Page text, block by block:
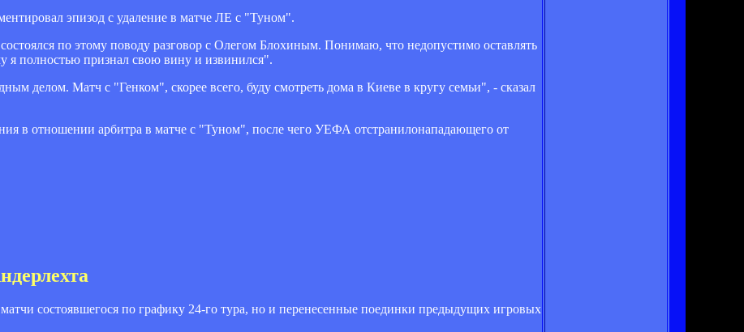
эпизод с удаление в матче ЛЕ с "Туном".
по этому поводу разговор с Олегом Блохиным. Понимаю, что недопустимо оставлять
я полностью признал свою вину и извинился".
делом. Матч с "Генком", скорее всего, буду смотреть дома в Киеве в кругу семьи", - сказал
в отношении арбитра в матче с "Туном", после чего УЕФА отстранилонападающего от
состоявшегося по графику 24-го тура, но и перенесенные поединки предыдущих игровых